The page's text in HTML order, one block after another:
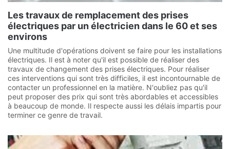
Les travaux de remplacement des prises
électriques par un électricien dans le 60 et ses
environs
Une multitude d'opérations doivent se faire pour les installations
électriques. Il est à noter qu'il est possible de réaliser des
travaux de changement des prises électriques. Pour réaliser
ces interventions qui sont très difficiles, il est incontournable de
contacter un professionnel en la matière. N'oubliez pas qu'il
peut proposer des prix qui sont très abordables et accessibles
à beaucoup de monde. Il respecte aussi les délais impartis pour
terminer ce genre de travail.